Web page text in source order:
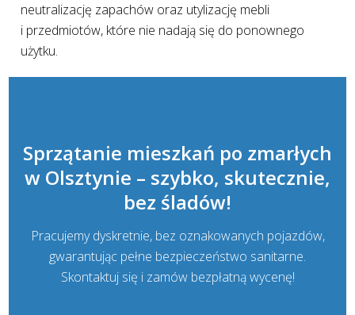
neutralizację zapachów oraz utylizację mebli
i przedmiotów, które nie nadają się do ponownego
użytku.
Sprzątanie mieszkań po zmarłych
w Olsztynie – szybko, skutecznie,
bez śladów!
Pracujemy dyskretnie, bez oznakowanych pojazdów,
gwarantując pełne bezpieczeństwo sanitarne.
Skontaktuj się i zamów bezpłatną wycenę!